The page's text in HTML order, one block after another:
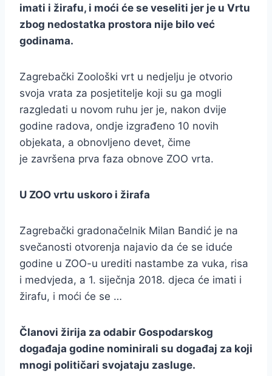
imati i žirafu, i moći će se veseliti jer je u Vrtu
zbog nedostatka prostora nije bilo već
godinama.
Zagrebački Zoološki vrt u nedjelju je otvorio
svoja vrata za posjetitelje koji su ga mogli
razgledati u novom ruhu jer je, nakon dvije
godine radova, ondje izgrađeno 10 novih
objekata, a obnovljeno devet, čime
je završena prva faza obnove ZOO vrta.
U ZOO vrtu uskoro i žirafa
Zagrebački gradonačelnik Milan Bandić je na
svečanosti otvorenja najavio da će se iduće
godine u ZOO-u urediti nastambe za vuka, risa
i medvjeda, a 1. siječnja 2018. djeca će imati i
žirafu, i moći će se …
Članovi žirija za odabir Gospodarskog
događaja godine nominirali su događaj za koji
mnogi političari svojataju zasluge.